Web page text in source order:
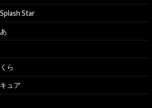
Star
ら
ュア